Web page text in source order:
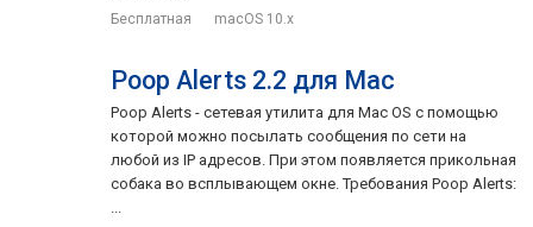
Бесплатная macOS 10.x
Poop Alerts 2.2 для Mac
Poop Alerts - сетевая утилита для Mac OS с помощью
которой можно посылать сообщения по сети на
любой из IP адресов. При этом появляется прикольная
собака во всплывающем окне. Требования Poop Alerts:
...